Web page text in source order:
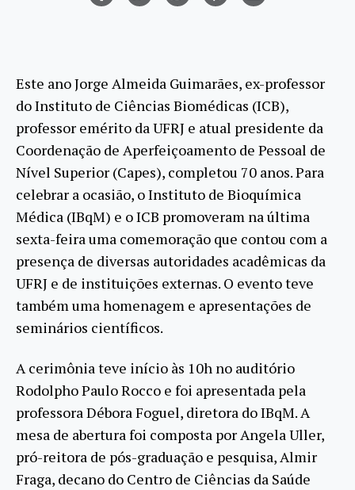
Este ano Jorge Almeida Guimarães, ex-professor
do Instituto de Ciências Biomédicas (ICB),
professor emérito da UFRJ e atual presidente da
Coordenação de Aperfeiçoamento de Pessoal de
Nível Superior (Capes), completou 70 anos. Para
celebrar a ocasião, o Instituto de Bioquímica
Médica (IBqM) e o ICB promoveram na última
sexta-feira uma comemoração que contou com a
presença de diversas autoridades acadêmicas da
UFRJ e de instituições externas. O evento teve
também uma homenagem e apresentações de
seminários científicos.
A cerimônia teve início às 10h no auditório
Rodolpho Paulo Rocco e foi apresentada pela
professora Débora Foguel, diretora do IBqM. A
mesa de abertura foi composta por Angela Uller,
pró-reitora de pós-graduação e pesquisa, Almir
Fraga, decano do Centro de Ciências da Saúde